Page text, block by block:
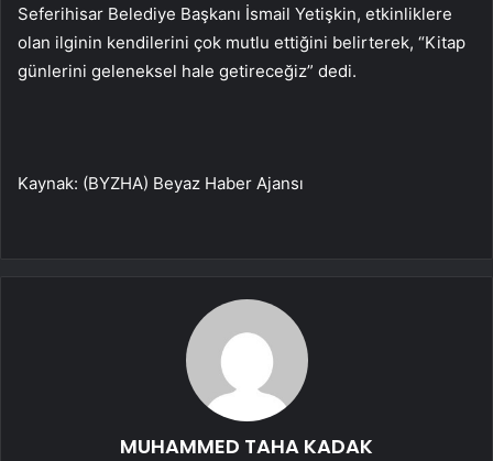
Seferihisar Belediye Başkanı İsmail Yetişkin, etkinliklere
olan ilginin kendilerini çok mutlu ettiğini belirterek, “Kitap
günlerini geleneksel hale getireceğiz” dedi.
Kaynak: (BYZHA) Beyaz Haber Ajansı
MUHAMMED TAHA KADAK